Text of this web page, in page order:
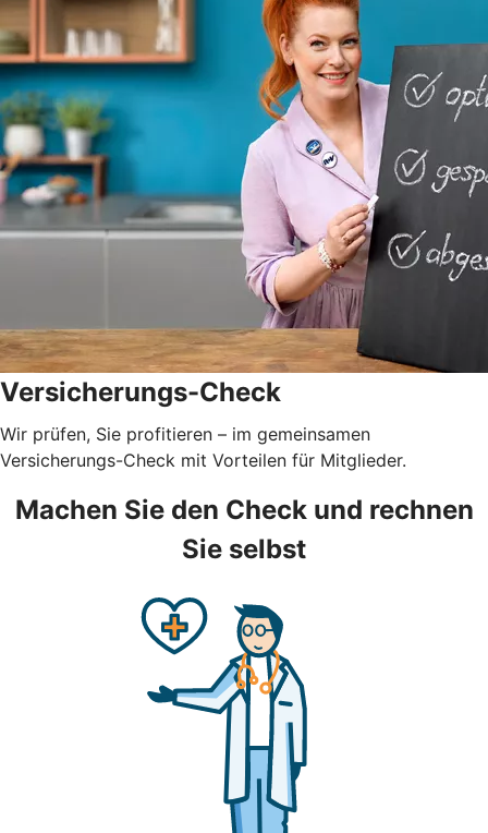
Versicherungs-Check
Wir prüfen, Sie profitieren – im gemeinsamen
Versicherungs-Check mit Vorteilen für Mitglieder.
Machen Sie den Check und rechnen
Sie selbst